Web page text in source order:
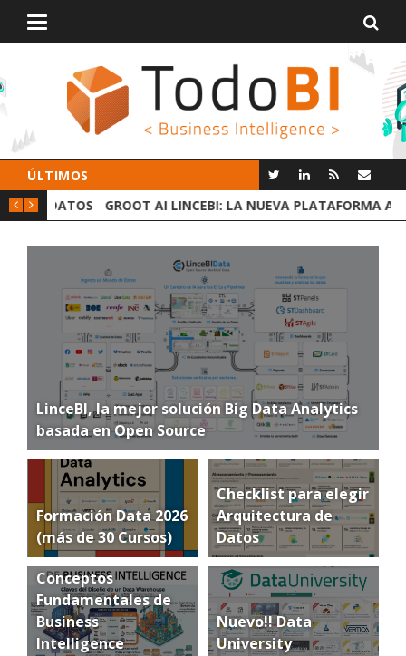
Alternar
ÚLTIMOS
GROOT AI LINCEBI: LA NUEVA PLATAFORMA
LinceBI, la mejor solución Big Data Analytics
basada en Open Source
Formación Data 2026
(más de 30 Cursos)
Checklist para elegir
Arquitectura de
Datos
Conceptos
Fundamentales de
Business
Intelligence
Nuevo!! Data
University